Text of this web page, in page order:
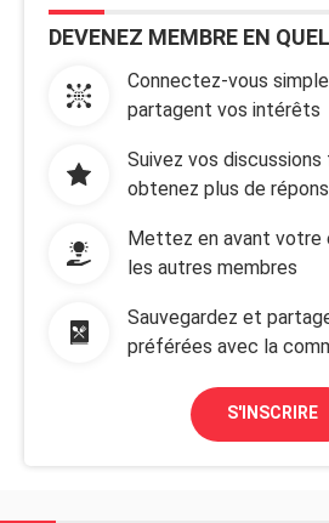
DEVENEZ MEMBRE EN
Connectez-vous
partagent vos intérêts
Suivez vos
obtenez plus de
Mettez en avant votre
les autres membres
Sauvegardez et
préférées avec la
S'INSCRIRE